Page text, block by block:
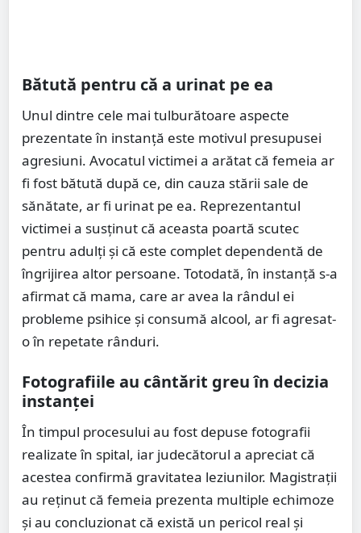
Bătută pentru că a urinat pe ea
Unul dintre cele mai tulburătoare aspecte
prezentate în instanță este motivul presupusei
agresiuni. Avocatul victimei a arătat că femeia ar
fi fost bătută după ce, din cauza stării sale de
sănătate, ar fi urinat pe ea. Reprezentantul
victimei a susținut că aceasta poartă scutec
pentru adulți și că este complet dependentă de
îngrijirea altor persoane. Totodată, în instanță s-a
afirmat că mama, care ar avea la rândul ei
probleme psihice și consumă alcool, ar fi agresat-
o în repetate rânduri.
Fotografiile au cântărit greu în decizia
instanței
În timpul procesului au fost depuse fotografii
realizate în spital, iar judecătorul a apreciat că
acestea confirmă gravitatea leziunilor. Magistrații
au reținut că femeia prezenta multiple echimoze
și au concluzionat că există un pericol real și